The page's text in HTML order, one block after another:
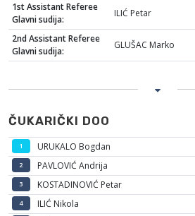
1st Assistant Referee
Glavni sudija:
ILIĆ Petar
2nd Assistant Referee
Glavni sudija:
GLUŠAC Marko
ČUKARIČKI DOO
1 URUKALO Bogdan
2 PAVLOVIĆ Andrija
3 KOSTADINOVIĆ Petar
4 ILIĆ Nikola